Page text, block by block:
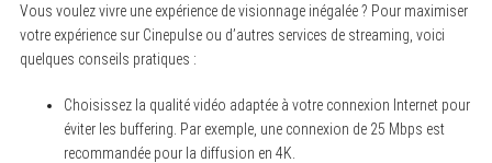
Vous voulez vivre une expérience de visionnage inégalée ? Pour maximiser
votre expérience sur Cinepulse ou d’autres services de streaming, voici
quelques conseils pratiques :
Choisissez la qualité vidéo adaptée à votre connexion Internet pour
éviter les buffering. Par exemple, une connexion de 25 Mbps est
recommandée pour la diffusion en 4K.